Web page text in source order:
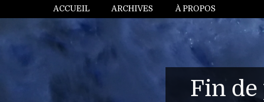
ACCUEIL ARCHIVES À PROPOS
Fin